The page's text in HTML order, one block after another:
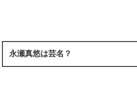
永瀬真悠は芸名？